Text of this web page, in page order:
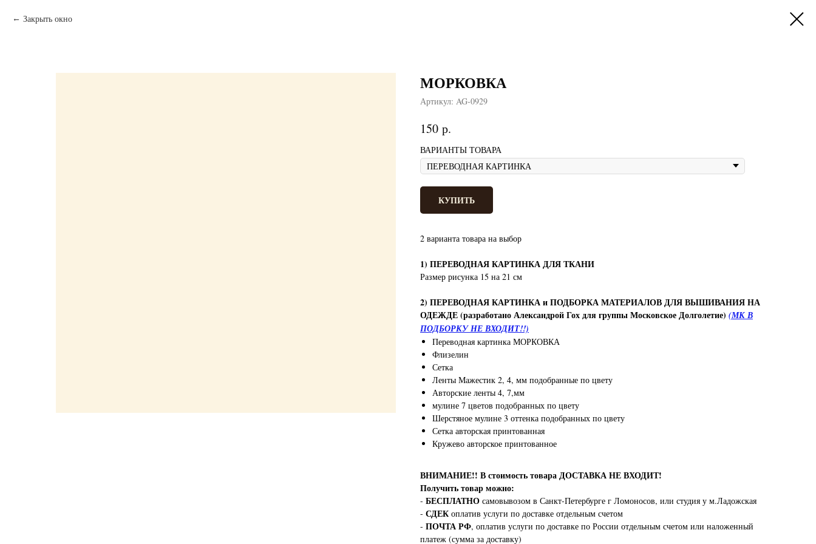
Закрыть окно
МОРКОВКА
Артикул: AG-0929
150 р.
ВАРИАНТЫ ТОВАРА
КУПИТЬ
2 варианта товара на выбор
1) ПЕРЕВОДНАЯ КАРТИНКА ДЛЯ ТКАНИ
Размер рисунка 15 на 21 см
2) ПЕРЕВОДНАЯ КАРТИНКА и ПОДБОРКА МАТЕРИАЛОВ ДЛЯ ВЫШИВАНИЯ НА
ОДЕЖДЕ (разработано Александрой Гох для группы Московское Долголетие) (МК В
ПОДБОРКУ НЕ ВХОДИТ!!)
Переводная картинка МОРКОВКА
Флизелин
Сетка
Ленты Мажестик 2, 4, мм подобранные по цвету
Авторские ленты 4, 7,мм
мулине 7 цветов подобранных по цвету
Шерстяное мулине 3 оттенка подобранных по цвету
Сетка авторская принтованная
Кружево авторское принтованное
ВНИМАНИЕ!! В стоимость товара ДОСТАВКА НЕ ВХОДИТ!
Получить товар можно:
- БЕСПЛАТНО самовывозом в Санкт-Петербурге г Ломоносов, или студия у м.Ладожская
- СДЕК оплатив услуги по доставке отдельным счетом
- ПОЧТА РФ, оплатив услуги по доставке по России отдельным счетом или наложенный
платеж (сумма за доставку)